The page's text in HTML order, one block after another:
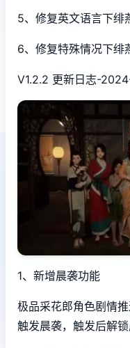
5、修复英文语言下绯
6、修复特殊情况下绯
V1.2.2 更新日志-
1、新增晨袭功能
极品采花郎角色剧情
触发晨袭，触发后解